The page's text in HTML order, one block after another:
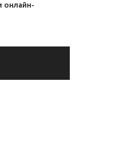
онлайн-